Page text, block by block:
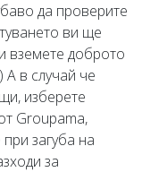
да проверите
ви ще
вземете доброто
А в случай че
изберете
Groupama,
загуба на
за